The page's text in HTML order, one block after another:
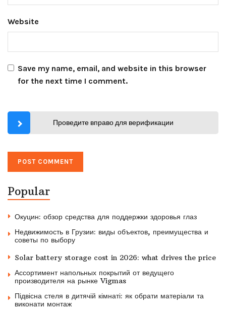
Website
Save my name, email, and website in this browser
for the next time I comment.
Проведите вправо для верификации
Popular
Окуцин: обзор средства для поддержки здоровья глаз
Недвижимость в Грузии: виды объектов, преимущества и
советы по выбору
Solar battery storage cost in 2026: what drives the price
Ассортимент напольных покрытий от ведущего
производителя на рынке Vigmas
Підвісна стеля в дитячій кімнаті: як обрати матеріали та
виконати монтаж